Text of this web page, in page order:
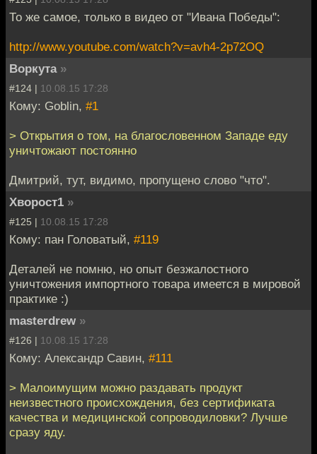
То же самое, только в видео от "Ивана Победы":
http://www.youtube.com/watch?v=avh4-2p72OQ
Воркута »
#124 | 10.08.15 17:28
Кому: Goblin, #1
> Открытия о том, на благословенном Западе еду
уничтожают постоянно
Дмитрий, тут, видимо, пропущено слово "что".
Хворост1 »
#125 | 10.08.15 17:28
Кому: пан Головатый, #119
Деталей не помню, но опыт безжалостного
уничтожения импортного товара имеется в мировой
практике :)
masterdrew »
#126 | 10.08.15 17:28
Кому: Александр Савин, #111
> Малоимущим можно раздавать продукт
неизвестного происхождения, без сертификата
качества и медицинской сопроводиловки? Лучше
сразу яду.